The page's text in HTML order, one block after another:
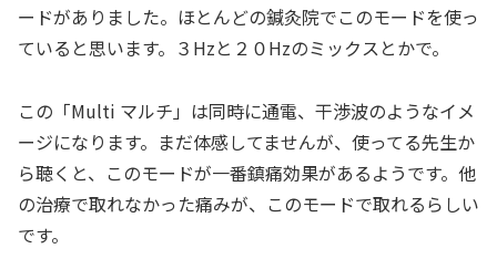
ードがありました。ほとんどの鍼灸院でこのモードを使っ
ていると思います。３Hzと２０Hzのミックスとかで。
この「Multi マルチ」は同時に通電、干渉波のようなイメ
ージになります。まだ体感してませんが、使ってる先生か
ら聴くと、このモードが一番鎮痛効果があるようです。他
の治療で取れなかった痛みが、このモードで取れるらしい
です。